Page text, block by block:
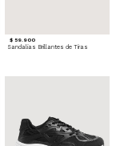
$ 59.900
Sandalias Brillantes de Tiras